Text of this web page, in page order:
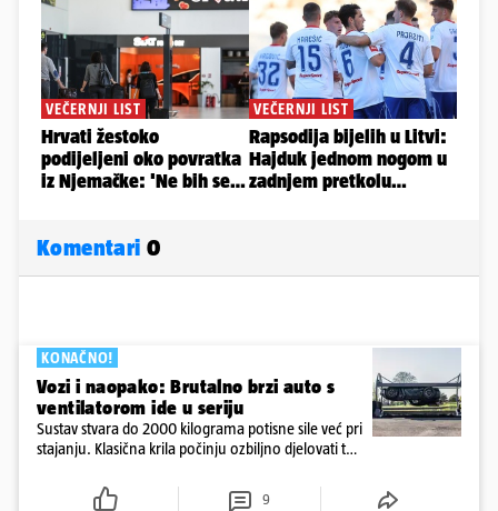
Komentari 0
KONAČNO!
Vozi i naopako: Brutalno brzi auto s
ventilatorom ide u seriju
Sustav stvara do 2000 kilograma potisne sile već pri
stajanju. Klasična krila počinju ozbiljno djelovati tek
golemim prianjanjem već pri ulasku u najsporiji
9